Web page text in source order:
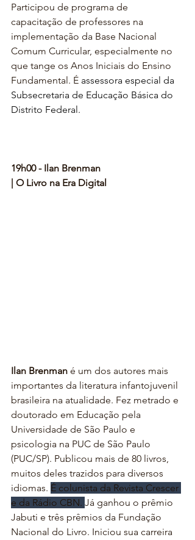
Participou de programa de
capacitação de professores na
implementação da Base Nacional
Comum Curricular, especialmente no
que tange os Anos Iniciais do Ensino
Fundamental. É assessora especial da
Subsecretaria de Educação Básica do
Distrito Federal.
19h00 - Ilan Brenman
| O Livro na Era Digital
Ilan Brenman é um dos autores mais
importantes da literatura infantojuvenil
brasileira na atualidade. Fez metrado e
doutorado em Educação pela
Universidade de São Paulo e
psicologia na PUC de São Paulo
(PUC/SP). Publicou mais de 80 livros,
muitos deles trazidos para diversos
idiomas. É colunista da Revista Crescer
e da Rádio CBN. Já ganhou o prêmio
Jabuti e três prêmios da Fundação
Nacional do Livro. Iniciou sua carreira